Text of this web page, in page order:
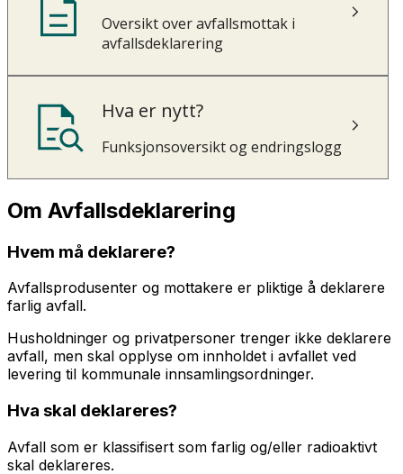
Oversikt over avfallsmottak i
avfallsdeklarering
Hva er nytt?
Funksjonsoversikt og endringslogg
Om Avfallsdeklarering
Hvem må deklarere?
Avfallsprodusenter og mottakere er pliktige å deklarere
farlig avfall.
Husholdninger og privatpersoner trenger ikke deklarere
avfall, men skal opplyse om innholdet i avfallet ved
levering til kommunale innsamlingsordninger.
Hva skal deklareres?
Avfall som er klassifisert som farlig og/eller radioaktivt
skal deklareres.